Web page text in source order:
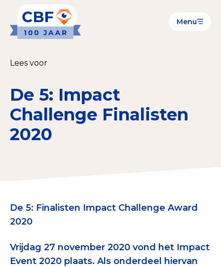
Menu
Goede Doelen
CBF-Erkenning aanvragen
Tarieven CBF-Erkenning
Download de Geef Gerust Checklist
Data & Onderzoek
Lees voor
De 5: Impact
Challenge Finalisten
2020
De 5: Finalisten Impact Challenge Award
2020
Vrijdag 27 november 2020 vond het Impact
Event 2020 plaats. Als onderdeel hiervan